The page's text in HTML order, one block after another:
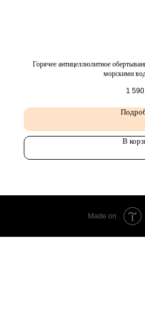
Горячее антицеллюлитное
морскими
1 590
В
Made on